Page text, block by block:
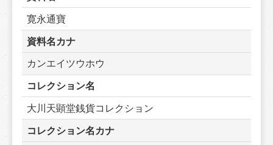
寛永通寶
資料名カナ
カンエイツウホウ
コレクション名
大川天顕堂銭貨コレクション
コレクション名カナ